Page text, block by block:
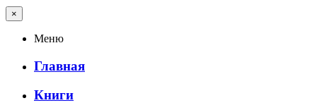
×
Меню
Главная
Книги